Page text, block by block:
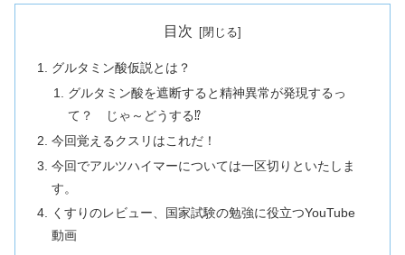
目次
グルタミン酸仮説とは？
グルタミン酸を遮断すると精神異常が発現するっ
て？ じゃ～どうする⁉
今回覚えるクスリはこれだ！
今回でアルツハイマーについては一区切りといたしま
す。
くすりのレビュー、国家試験の勉強に役立つYouTube
動画